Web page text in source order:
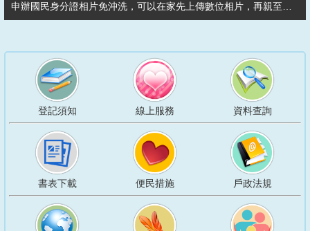
示
可
申辦國民身分證相片免沖洗，可以在家先上傳數位相片，再親至戶政事務所申辦。
歡迎踴躍使用【數位新時代最佳選擇~線上申辦戶籍登記 】
登記須知 線上服務 資料查詢
書表下載 便民措施 戶政法規